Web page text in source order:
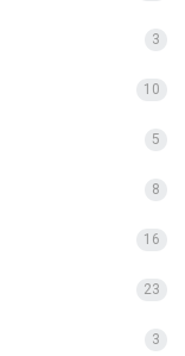
3
10
5
8
16
23
3